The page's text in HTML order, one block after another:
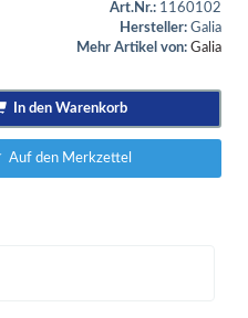
Art.Nr.: 1160102
Hersteller: Galia
Mehr Artikel von: Galia
In den Warenkorb
Auf den Merkzettel